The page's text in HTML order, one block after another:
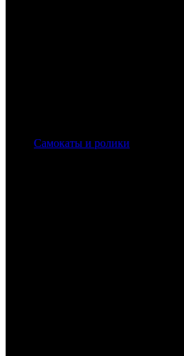
Самокаты и ролики